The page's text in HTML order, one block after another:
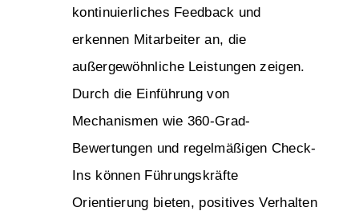
kontinuierliches Feedback und
erkennen Mitarbeiter an, die
außergewöhnliche Leistungen zeigen.
Durch die Einführung von
Mechanismen wie 360-Grad-
Bewertungen und regelmäßigen Check-
Ins können Führungskräfte
Orientierung bieten, positives Verhalten